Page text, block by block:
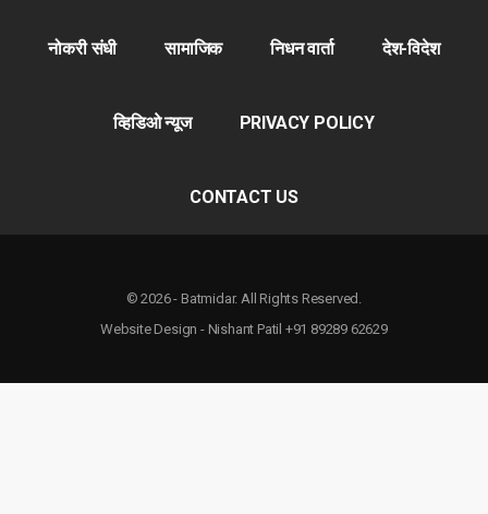
नोकरी संधी सामाजिक निधन वार्ता देश-विदेश
व्हिडिओ न्यूज PRIVACY POLICY
CONTACT US
© 2026 - Batmidar. All Rights Reserved.
Website Design - Nishant Patil +91 89289 62629